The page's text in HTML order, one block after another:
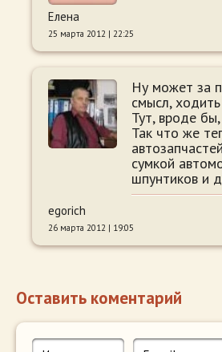
Елена
25 марта 2012 | 22:25
Ну может за
смысл,
Тут, вроде
Так что же
сумкой
шпунтиков и
egorich
26 марта 2012 | 19:05
Оставить коментарий